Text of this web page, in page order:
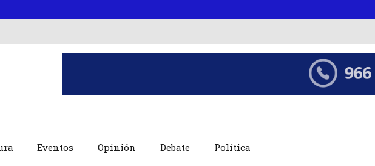
Eventos Opinión Debate Política